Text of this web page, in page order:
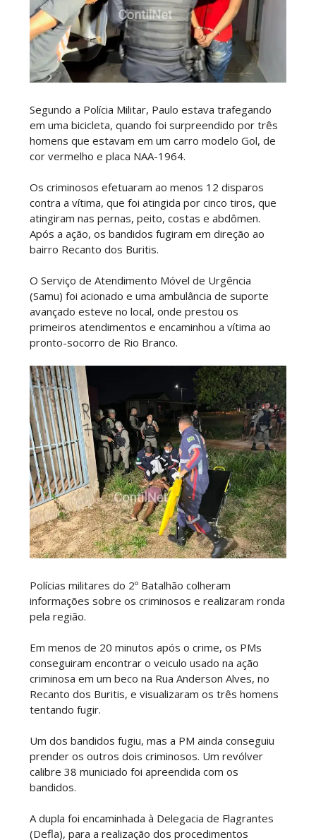
Segundo a Polícia Militar, Paulo estava trafegando
em uma bicicleta, quando foi surpreendido por três
homens que estavam em um carro modelo Gol, de
cor vermelho e placa NAA-1964.
Os criminosos efetuaram ao menos 12 disparos
contra a vítima, que foi atingida por cinco tiros, que
atingiram nas pernas, peito, costas e abdômen.
Após a ação, os bandidos fugiram em direção ao
bairro Recanto dos Buritis.
O Serviço de Atendimento Móvel de Urgência
(Samu) foi acionado e uma ambulância de suporte
avançado esteve no local, onde prestou os
primeiros atendimentos e encaminhou a vítima ao
pronto-socorro de Rio Branco.
Polícias militares do 2º Batalhão colheram
informações sobre os criminosos e realizaram ronda
pela região.
Em menos de 20 minutos após o crime, os PMs
conseguiram encontrar o veiculo usado na ação
criminosa em um beco na Rua Anderson Alves, no
Recanto dos Buritis, e visualizaram os três homens
tentando fugir.
Um dos bandidos fugiu, mas a PM ainda conseguiu
prender os outros dois criminosos. Um revólver
calibre 38 municiado foi apreendida com os
bandidos.
A dupla foi encaminhada à Delegacia de Flagrantes
(Defla), para a realização dos procedimentos